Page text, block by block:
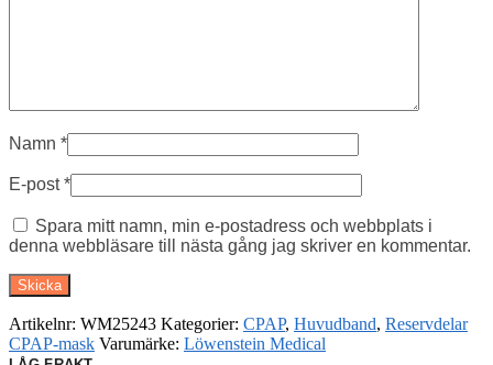
Namn *
E-post*
Spara mitt namn, min e-postadress och webbplats i
denna webbläsare till nästa gång jag skriver en kommentar.
Artikelnr: WM25243 Kategorier: CPAP, Huvudband, Reservdelar
CPAP-mask Varumärke: Löwenstein Medical